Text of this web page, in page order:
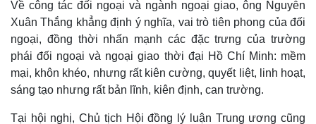
Về công tác đối ngoại và ngành ngoại giao, ông Nguyễn
Xuân Thắng khẳng định ý nghĩa, vai trò tiên phong của đối
ngoại, đồng thời nhấn mạnh các đặc trưng của trường
phái đối ngoại và ngoại giao thời đại Hồ Chí Minh: mềm
mại, khôn khéo, nhưng rất kiên cường, quyết liệt, linh hoạt,
sáng tạo nhưng rất bản lĩnh, kiên định, can trường.
Tại hội nghị, Chủ tịch Hội đồng lý luận Trung ương cũng